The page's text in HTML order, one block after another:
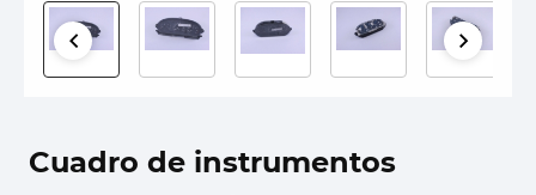
Cuadro de instrumentos